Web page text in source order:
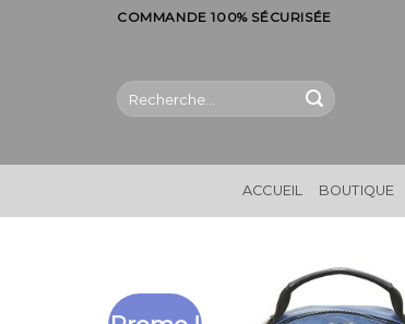
COMMANDE 100% SÉCURISÉE
Recherche
pour :
ACCUEIL BOUTIQUE